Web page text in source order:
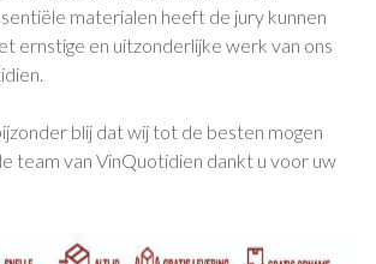
materialen heeft de jury kunnen
ernstige en uitzonderlijke werk van ons
blij dat wij tot de besten mogen
team van VinQuotidien dankt u voor uw